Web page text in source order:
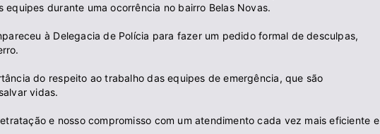
equipes durante uma ocorrência no bairro Belas Novas.
à Delegacia de Polícia para fazer um pedido formal de desculpas,
do respeito ao trabalho das equipes de emergência, que são
vidas.
e nosso compromisso com um atendimento cada vez mais eficiente e